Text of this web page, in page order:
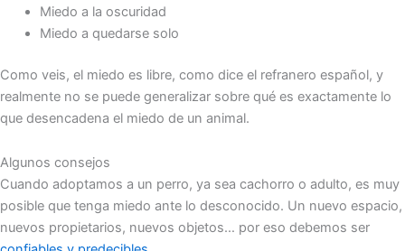
Miedo a la oscuridad
Miedo a quedarse solo
Como veis, el miedo es libre, como dice el refranero español, y
realmente no se puede generalizar sobre qué es exactamente lo
que desencadena el miedo de un animal.
Algunos consejos
Cuando adoptamos a un perro, ya sea cachorro o adulto, es muy
posible que tenga miedo ante lo desconocido. Un nuevo espacio,
nuevos propietarios, nuevos objetos… por eso debemos ser